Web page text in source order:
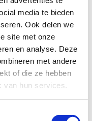
media te bieden
Ook delen we
site met onze
en analyse. Deze
met andere
of die ze hebben
hun services.
een paar
welkom is;
zou